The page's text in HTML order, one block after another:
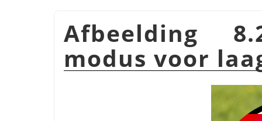
Afbeelding
modus voor